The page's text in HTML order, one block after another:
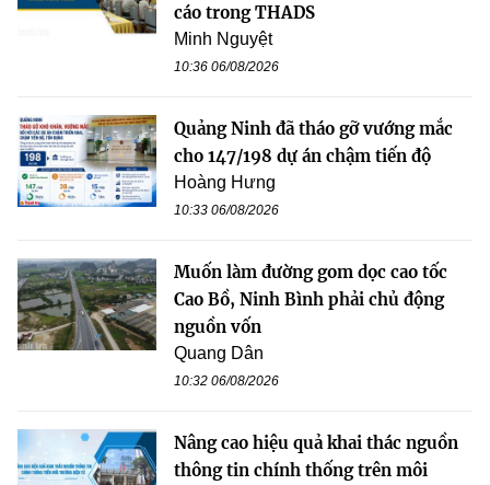
cáo trong THADS
Minh Nguyệt
10:36 06/08/2026
Quảng Ninh đã tháo gỡ vướng mắc
cho 147/198 dự án chậm tiến độ
Hoàng Hưng
10:33 06/08/2026
Muốn làm đường gom dọc cao tốc
Cao Bồ, Ninh Bình phải chủ động
nguồn vốn
Quang Dân
10:32 06/08/2026
Nâng cao hiệu quả khai thác nguồn
thông tin chính thống trên môi